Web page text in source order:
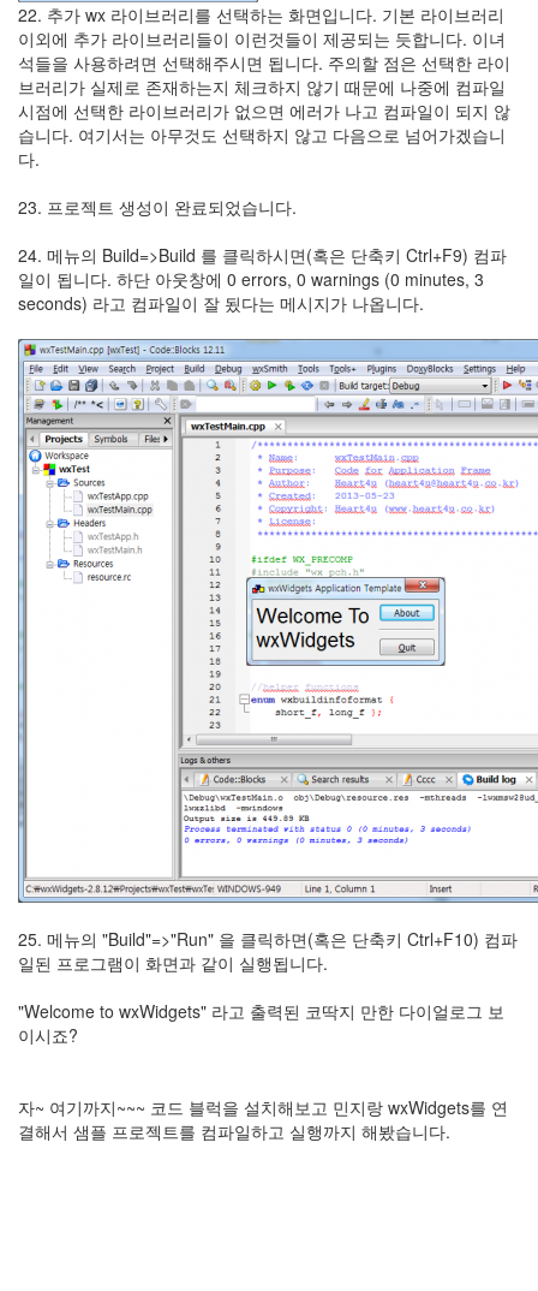
22. 추가 wx 라이브러리를 선택하는 화면입니다. 기본 라이브러리
이외에 추가 라이브러리들이 이런것들이 제공되는 듯합니다. 이녀
석들을 사용하려면 선택해주시면 됩니다. 주의할 점은 선택한 라이
브러리가 실제로 존재하는지 체크하지 않기 때문에 나중에 컴파일
시점에 선택한 라이브러리가 없으면 에러가 나고 컴파일이 되지 않
습니다. 여기서는 아무것도 선택하지 않고 다음으로 넘어가겠습니
다.
23. 프로젝트 생성이 완료되었습니다.
24. 메뉴의 Build=>Build 를 클릭하시면(혹은 단축키 Ctrl+F9) 컴파
일이 됩니다. 하단 아웃창에 0 errors, 0 warnings (0 minutes, 3
seconds) 라고 컴파일이 잘 됬다는 메시지가 나옵니다.
25. 메뉴의 "Build"=>"Run" 을 클릭하면(혹은 단축키 Ctrl+F10) 컴파
일된 프로그램이 화면과 같이 실행됩니다.
"Welcome to wxWidgets" 라고 출력된 코딱지 만한 다이얼로그 보
이시죠?
자~ 여기까지~~~ 코드 블럭을 설치해보고 민지랑 wxWidgets를 연
결해서 샘플 프로젝트를 컴파일하고 실행까지 해봤습니다.